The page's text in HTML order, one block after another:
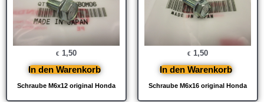
Schraube M6x12 original Honda
€ 1,50
In den Warenkorb
Schraube M6x16 original Honda
€ 1,50
In den Warenkorb